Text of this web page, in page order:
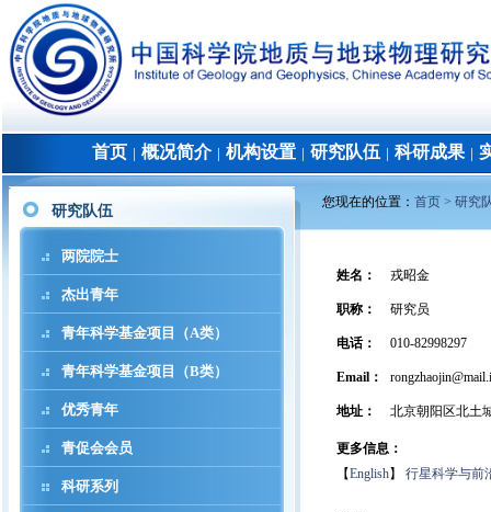
首页 概况简介│ 机构设置 研究队伍 科研成果│
研究队伍
两院院士
杰出青年
青年科学基金项目（A类）
青年科学基金项目（B类）
优秀青年
青促会会员
科研系列
您现在的位置： 首页 > 研究
姓名 ： 戎昭金
职称 ： 研究员
电话： 010-82998297
Email：
地址 ： 北京朝阳区北土
更多信息：
【English】 行星科学与前